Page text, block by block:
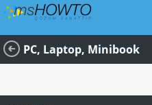
PC, Laptop, Minibook